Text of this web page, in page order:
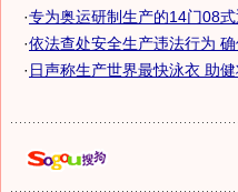
·专为奥运研制生产的14门08
·依法查处安全生产违法行为 确
· 日声称生产世界最快泳衣 助健